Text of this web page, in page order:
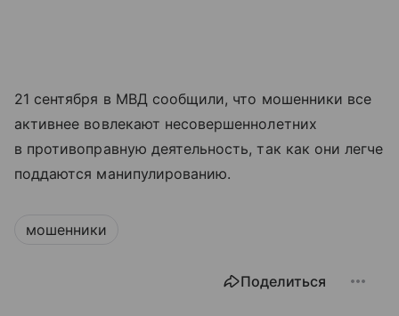
21 сентября в МВД сообщили, что мошенники все
активнее вовлекают несовершеннолетних
в противоправную деятельность, так как они легче
поддаются манипулированию.
мошенники
Поделиться